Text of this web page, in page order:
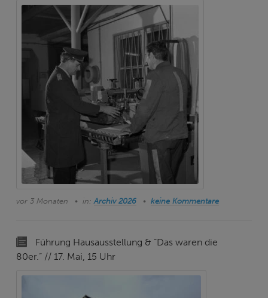
vor 3 Monaten in:Archiv 2026 keine Kommentare
Führung Hausausstellung & “Das waren die
80er.” // 17. Mai, 15 Uhr